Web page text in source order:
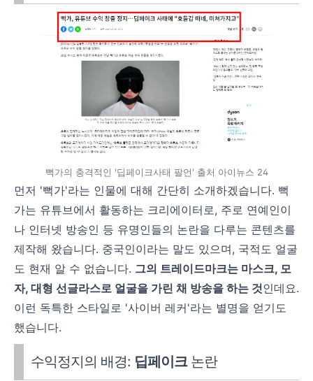
뻑가의 충격적인 '딥페이크사태 팔언' 출처 아이뉴스 24
먼저 '뻑가'라는 인물에 대해 간단히 소개하겠습니다. 뻑
가는 유튜브에서 활동하는 크리에이터로, 주로 연예인이
나 인터넷 방송인 등 유명인들의 논란을 다루는 콘텐츠를
제작해 왔습니다. 중국인이라는 말도 있으며, 국적도 얼굴
도 현재 알 수 없습니다. 그의 트레이드마크는 마스크, 모
자, 대형 선글라스로 얼굴을 가린 채 방송을 하는 것인데요.
이런 독특한 스타일로 '사이버 레커'라는 별명을 얻기도
했습니다.
수익정지의 배경: 딥페이크논란